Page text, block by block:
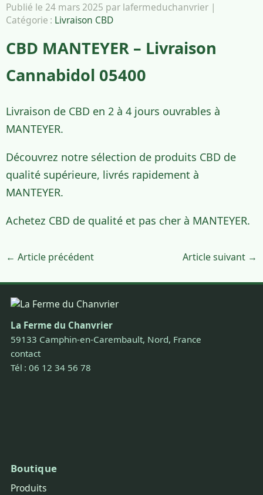
Publié le 24 mars 2025 par lafermeduchanvrier |
Catégorie : Livraison CBD
CBD MANTEYER – Livraison
Cannabidol 05400
Livraison de CBD en 2 à 4 jours ouvrables à
MANTEYER.
Découvrez notre sélection de produits CBD de
qualité supérieure, livrés rapidement à
MANTEYER.
Achetez CBD de qualité et pas cher à MANTEYER.
← Article précédent Article suivant →
La Ferme du Chanvrier
59133 Camphin-en-Carembault, Nord, France
contact
Tél : 06 12 34 56 78
Boutique
Produits